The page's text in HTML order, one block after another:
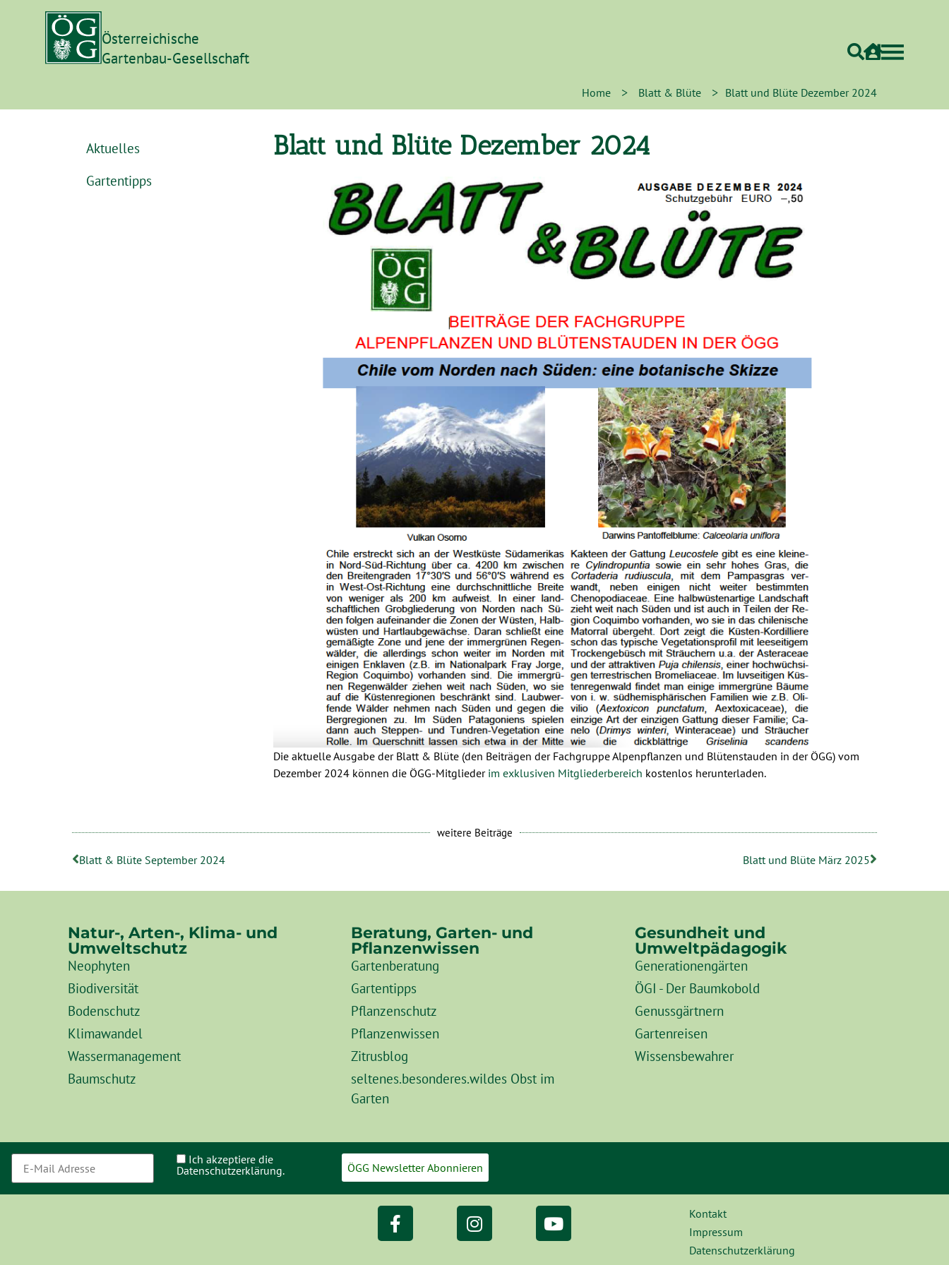
Österreichische
Gartenbau-Gesellschaft
Home > Blatt & Blüte > Blatt und Blüte Dezember 2024
Aktuelles
Gartentipps
Blatt und Blüte Dezember 2024
Die aktuelle Ausgabe der Blatt & Blüte (den Beiträgen der Fachgruppe Alpenpflanzen und Blütenstauden in der ÖGG) vom
Dezember 2024 können die ÖGG-Mitglieder im exklusiven Mitgliederbereich kostenlos herunterladen.
weitere Beiträge
Blatt & Blüte September 2024 Blatt und Blüte März 2025
Natur-, Arten-, Klima- und
Umweltschutz
Neophyten
Biodiversität
Bodenschutz
Klimawandel
Wassermanagement
Baumschutz
Beratung, Garten- und
Pflanzenwissen
Gartenberatung
Gartentipps
Pflanzenschutz
Pflanzenwissen
Zitrusblog
seltenes.besonderes.wildes Obst im
Garten
Gesundheit und
Umweltpädagogik
Generationengärten
ÖGI - Der Baumkobold
Genussgärtnern
Gartenreisen
Wissensbewahrer
Ich akzeptiere die
Datenschutzerklärung.
Kontakt
Impressum
Datenschutzerklärung